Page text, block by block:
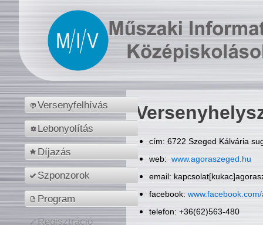
Versenyfelhívás
Lebonyolítás
Díjazás
Szponzorok
Program
Regisztráció
cím: 6722 Szeged Kálvária
web: www.agoraszeged.hu
email:
facebook:
telefon: +36(62)563-480